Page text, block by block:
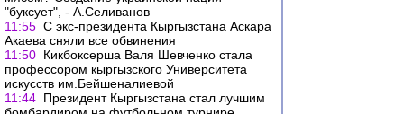
"буксует", - А.Селиванов
11:55 С экс-президента Кыргызстана Аскара
Акаева сняли все обвинения
11:50 Кикбоксерша Валя Шевченко стала
профессором кыргызского Университета
искусств им.Бейшеналиевой
11:44 Президент Кыргызстана стал лучшим